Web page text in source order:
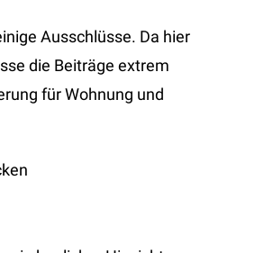
Ausschlüsse. Da hier
die Beiträge extrem
für Wohnung und